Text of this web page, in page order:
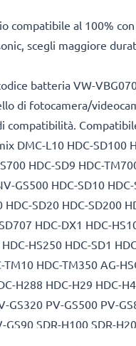
compatibile al 100%
scegli maggiore
batteria VW-
di fotocamera/
compatibilità.
DMC-L10 HDC-SD100
HDC-SD9 HDC-
GS500 HDC-SD10
HDC-SD20 HDC-SD200
HDC-DX1 HDC-
HS250 HDC-SD1
TM10 HDC-TM350 AG-
H288 HDC-H29 HDC-
GS320 PV-GS500 PV-
GS90 SDR-H100 SDR-